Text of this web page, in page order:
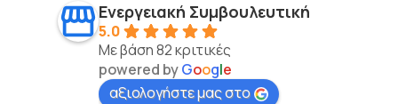
Ενεργειακή Συμβουλευτική
5.0
Με βάση 82 κριτικές
powered byGoogle
αξιολογήστε μας στο